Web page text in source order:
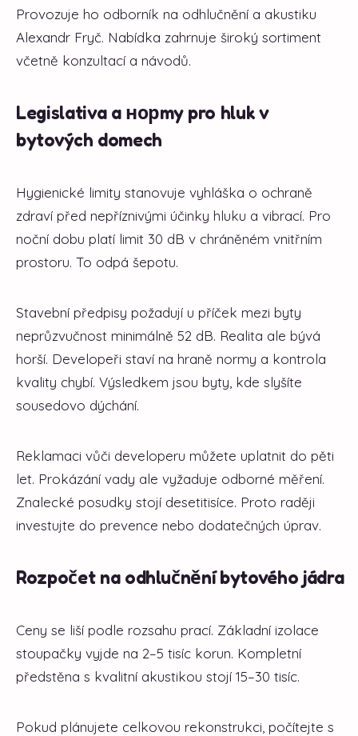
Provozuje ho odborník na odhlučnění a akustiku
Alexandr Fryč. Nabídka zahrnuje široký sortiment
včetně konzultací a návodů.
Legislativa a норmy pro hluk v
bytových domech
Hygienické limity stanovuje vyhláška o ochraně
zdraví před nepříznivými účinky hluku a vibrací. Pro
noční dobu platí limit 30 dB v chráněném vnitřním
prostoru. To odpá šepotu.
Stavební předpisy požadují u příček mezi byty
neprůzvučnost minimálně 52 dB. Realita ale bývá
horší. Developeři staví na hraně normy a kontrola
kvality chybí. Výsledkem jsou byty, kde slyšíte
sousedovo dýchání.
Reklamaci vůči developeru můžete uplatnit do pěti
let. Prokázání vady ale vyžaduje odborné měření.
Znalecké posudky stojí desetitisíce. Proto raději
investujte do prevence nebo dodatečných úprav.
Rozpočet na odhlučnění bytového jádra
Ceny se liší podle rozsahu prací. Základní izolace
stoupačky vyjde na 2–5 tisíc korun. Kompletní
předstěna s kvalitní akustikou stojí 15–30 tisíc.
Pokud plánujete celkovou rekonstrukci, počítejte s